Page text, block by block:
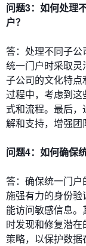
问题3：如何处理
户？
答：处理不同子
统一门户时采取
子公司的文化特
过程中，考虑到
式和流程。最后
解和支持，增强团
问题4：如何确保
答：确保统一门
施强有力的身份
能访问敏感信息
时发现和修复潜
策略，以保护数据